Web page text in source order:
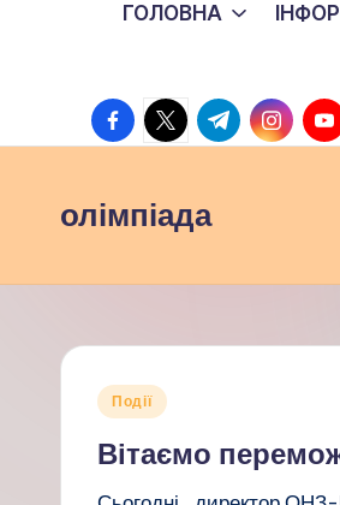
ГОЛОВНА
facebook.com
twitter.com
t.me
олімпіада
Опубліковано
Події
Вітаємо